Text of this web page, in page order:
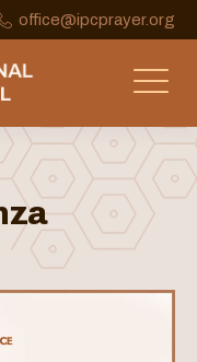
office@ipcprayer.org